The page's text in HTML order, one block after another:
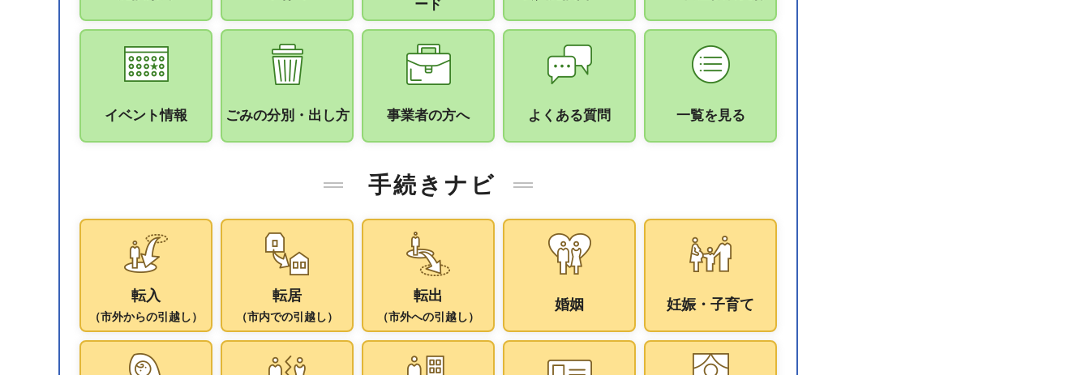
ード
イベント情報 ごみの分別・出し方 事業者の方へ よくある質問 一覧を見る
手続きナビ
転入
（市外からの引越し）
転居
（市内での引越し）
転出
（市外への引越し）
婚姻 妊娠・子育て